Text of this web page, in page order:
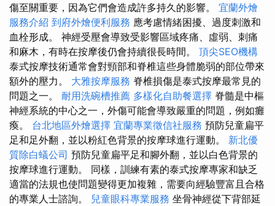
傷至關重要，因為它們會造成許多持久的影響。 宜蘭外燴
服務介紹 到府外燴便利服務 應考慮情緒困擾、過度刺激和
血栓形成。 神經受壓會導致受影響區域疼痛、虛弱、刺痛
和麻木，有時在按摩後仍會持續很長時間。 頂尖SEO機構
泰式按摩技術通常會對頸部和脊椎這些身體脆弱的部位帶來
額外的壓力。 大雅按摩服務 脊椎損傷是泰式按摩最常見的
問題之一。 耐用洗碗槽推薦 多樣化自助餐選擇 脊髓是中樞
神經系統的中心之一，外傷可能會導致嚴重的問題，例如癱
瘓。 台北地區外燴選擇 宜蘭專業徵信社服務 預防兒童扁平
足和足外翻，並以粉紅色背景的按摩球進行運動。 新北優
質除白蟻公司 預防兒童扁平足和腳外翻，並以白色背景的
按摩球進行運動。 同樣，訓練有素的泰式按摩專家和缺乏
適當的法規也使問題變得更加複雜，需要向經驗豐富且合格
的專業人士諮詢。 兒童眼科專業服務 坐骨神經從下背部延